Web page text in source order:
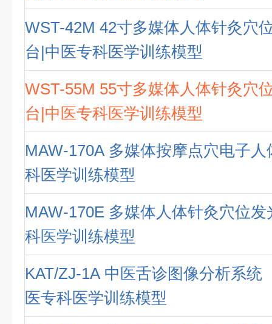
WST-42M 42寸多媒体人体针灸穴
台|中医专科医学训练模型
WST-55M 55寸多媒体人体针灸穴
台|中医专科医学训练模型
MAW-170A 多媒体按摩点穴电子
科医学训练模型
MAW-170E 多媒体人体针灸穴位
科医学训练模型
KAT/ZJ-1A 中医舌诊图像分析系统
医专科医学训练模型